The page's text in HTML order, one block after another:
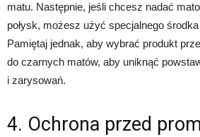
matu. Następnie, jeśli chcesz nadać
połysk, możesz użyć specjalnego
Pamiętaj jednak, aby wybrać produkt
do czarnych matów, aby uniknąć
i zarysowań.
4. Ochrona przed